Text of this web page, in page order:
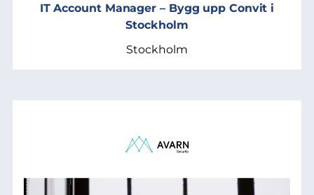
IT Account Manager – Bygg upp Convit i
Stockholm
Stockholm